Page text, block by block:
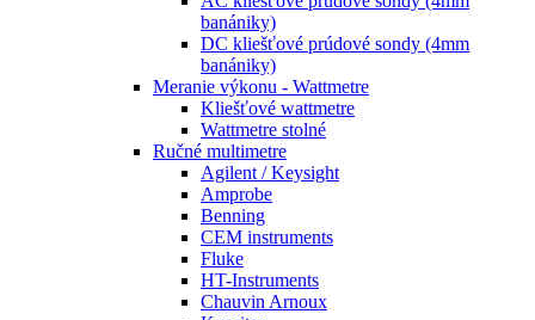
banániky)
DC kliešťové prúdové sondy (4mm
banániky)
Meranie výkonu - Wattmetre
Kliešťové wattmetre
Wattmetre stolné
Ručné multimetre
Agilent / Keysight
Amprobe
Benning
CEM instruments
Fluke
HT-Instruments
Chauvin Arnoux